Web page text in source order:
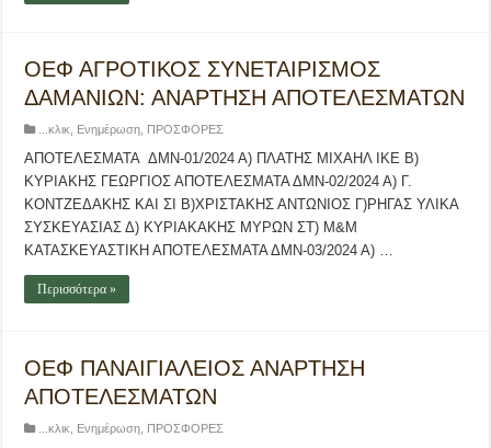
ΟΕΦ ΑΓΡΟΤΙΚΟΣ ΣΥΝΕΤΑΙΡΙΣΜΟΣ
ΔΑΜΑΝΙΩΝ: ΑΝΑΡΤΗΣΗ ΑΠΟΤΕΛΕΣΜΑΤΩΝ
...κλικ Ενημέρωση ΠΡΟΣΦΟΡΕΣ
ΑΠΟΤΕΛΕΣΜΑΤΑ ΔΜΝ-01/2024 Α) ΠΛΑΤΗΣ ΜΙΧΑΗΛ ΙΚΕ Β)
ΚΥΡΙΑΚΗΣ ΓΕΩΡΓΙΟΣ ΑΠΟΤΕΛΕΣΜΑΤΑ ΔΜΝ-02/2024 Α) Γ.
ΚΟΝΤΖΕΔΑΚΗΣ ΚΑΙ ΣΙ Β)ΧΡΙΣΤΑΚΗΣ ΑΝΤΩΝΙΟΣ Γ)ΡΗΓΑΣ ΥΛΙΚΑ
ΣΥΣΚΕΥΑΣΙΑΣ Δ) ΚΥΡΙΑΚΑΚΗΣ ΜΥΡΩΝ ΣΤ) Μ&Μ
ΚΑΤΑΣΚΕΥΑΣΤΙΚΗ ΑΠΟΤΕΛΕΣΜΑΤΑ ΔΜΝ-03/2024 Α) …
Περισσότερα »
ΟΕΦ ΠΑΝΑΙΓΙΑΛΕΙΟΣ ΑΝΑΡΤΗΣΗ
ΑΠΟΤΕΛΕΣΜΑΤΩΝ
...κλικ Ενημέρωση ΠΡΟΣΦΟΡΕΣ